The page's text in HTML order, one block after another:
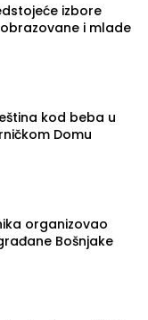
izbore
i mlade
kod beba u
Domu
organizovao
Bošnjake